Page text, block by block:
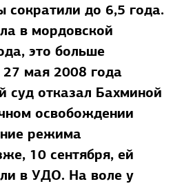
сократили до 6,5 года.
в мордовской
это больше
мая 2008 года
суд отказал Бахминой
освобождении
режима
10 сентября, ей
в УДО. На воле у